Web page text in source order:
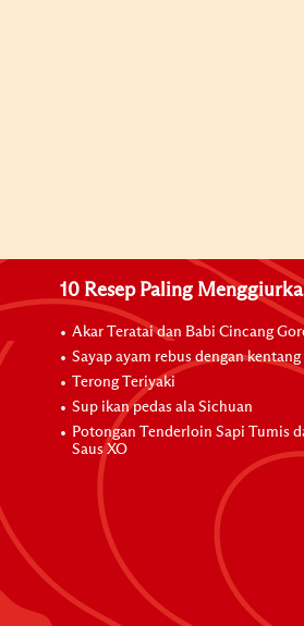
10 Resep Paling
Akar Teratai dan Babi Cincang
Sayap ayam rebus dengan kentang
Terong Teriyaki
Sup ikan pedas ala Sichuan
Potongan Tenderloin Sapi Tumis
Saus XO